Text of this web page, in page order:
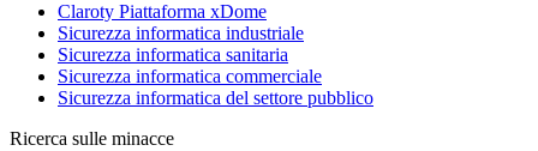
Claroty Piattaforma xDome
Sicurezza informatica industriale
Sicurezza informatica sanitaria
Sicurezza informatica commerciale
Sicurezza informatica del settore pubblico
Ricerca sulle minacce